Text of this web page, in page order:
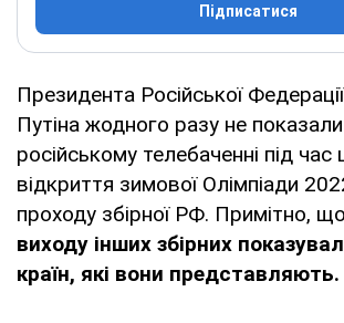
Підписатися
Президента Російської
Путіна жодного разу не
російському телебаченні під час
відкриття зимової Олімпіади
проходу збірної РФ. Примітно, що
виходу інших збірних
країн, які вони представляють.